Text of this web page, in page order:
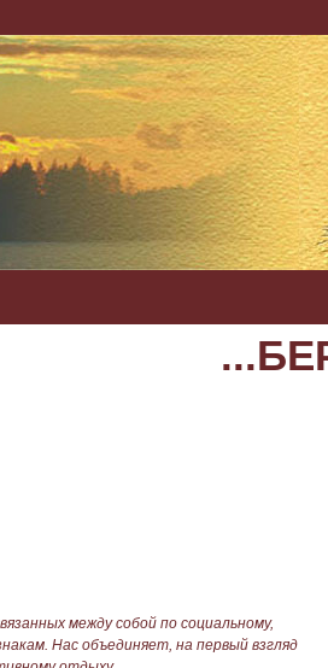
между собой по социальному,
Нас объединяет, на первый взгляд